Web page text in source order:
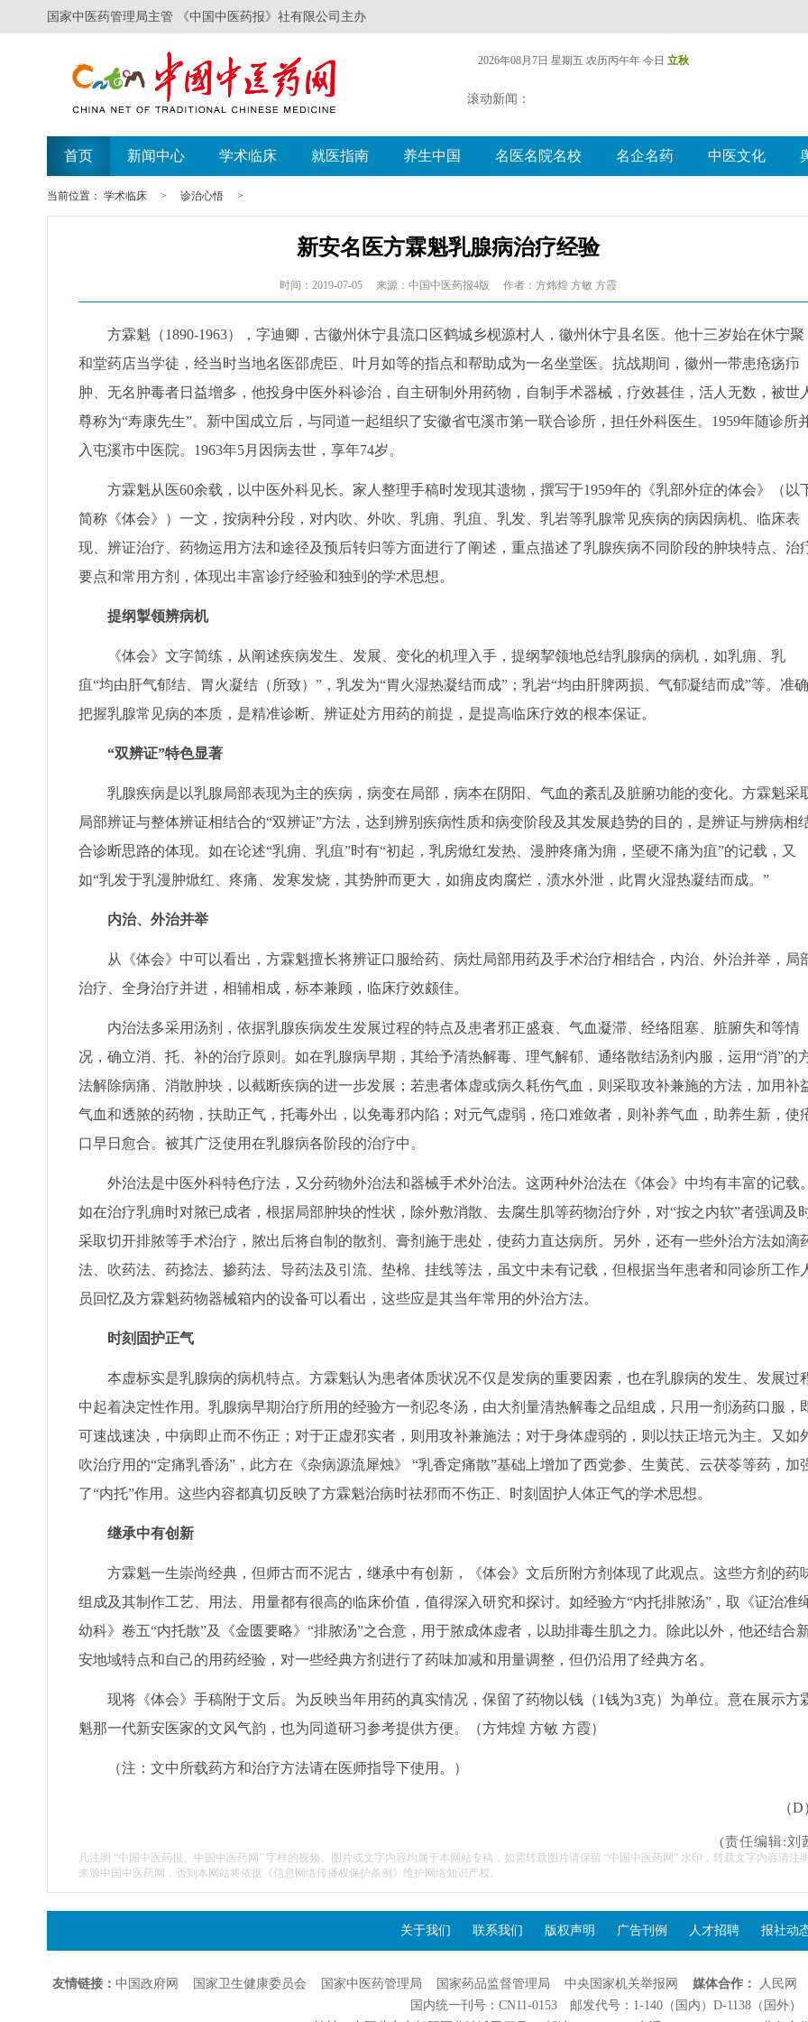
国家中医药管理局主管 《中国中医药报》社有限公司主办
2026年08月7日 星期五 农历丙午年 今日 立秋
滚动新闻：
首页 新闻中心 学术临床 就医指南 养生中国 名医名院名校 名企名药 中医文化
当前位置： 学术临床 > 诊治心悟 >
新安名医方霖魁乳腺病治疗经验
时间：2019-07-05 来源：中国中医药报4版 作者：方炜煌 方敏 方霞
方霖魁（1890-1963），字迪卿，古徽州休宁县流口区鹤城乡枧源村人，徽州休宁县名医。他十三岁始在休宁聚
和堂药店当学徒，经当时当地名医邵虎臣、叶月如等的指点和帮助成为一名坐堂医。抗战期间，徽州一带患疮疡疖
肿、无名肿毒者日益增多，他投身中医外科诊治，自主研制外用药物，自制手术器械，疗效甚佳，活人无数，被世
尊称为“寿康先生”。新中国成立后，与同道一起组织了安徽省屯溪市第一联合诊所，担任外科医生。1959年随诊所
入屯溪市中医院。1963年5月因病去世，享年74岁。
方霖魁从医60余载，以中医外科见长。家人整理手稿时发现其遗物，撰写于1959年的《乳部外症的体会》（以
简称《体会》）一文，按病种分段，对内吹、外吹、乳痈、乳疽、乳发、乳岩等乳腺常见疾病的病因病机、临床表
现、辨证治疗、药物运用方法和途径及预后转归等方面进行了阐述，重点描述了乳腺疾病不同阶段的肿块特点、治
要点和常用方剂，体现出丰富诊疗经验和独到的学术思想。
提纲掣领辨病机
《体会》文字简练，从阐述疾病发生、发展、变化的机理入手，提纲挈领地总结乳腺病的病机，如乳痈、乳
疽“均由肝气郁结、胃火凝结（所致）”，乳发为“胃火湿热凝结而成”；乳岩“均由肝脾两损、气郁凝结而成”等。准确
把握乳腺常见病的本质，是精准诊断、辨证处方用药的前提，是提高临床疗效的根本保证。
“双辨证”特色显著
乳腺疾病是以乳腺局部表现为主的疾病，病变在局部，病本在阴阳、气血的紊乱及脏腑功能的变化。方霖魁采
局部辨证与整体辨证相结合的“双辨证”方法，达到辨别疾病性质和病变阶段及其发展趋势的目的，是辨证与辨病相
合诊断思路的体现。如在论述“乳痈、乳疽”时有“初起，乳房焮红发热、漫肿疼痛为痈，坚硬不痛为疽”的记载，又
如“乳发于乳漫肿焮红、疼痛、发寒发烧，其势肿而更大，如痈皮肉腐烂，渍水外泄，此胃火湿热凝结而成。”
内治、外治并举
从《体会》中可以看出，方霖魁擅长将辨证口服给药、病灶局部用药及手术治疗相结合，内治、外治并举，局
治疗、全身治疗并进，相辅相成，标本兼顾，临床疗效颇佳。
内治法多采用汤剂，依据乳腺疾病发生发展过程的特点及患者邪正盛衰、气血凝滞、经络阻塞、脏腑失和等情
况，确立消、托、补的治疗原则。如在乳腺病早期，其给予清热解毒、理气解郁、通络散结汤剂内服，运用“消”的
法解除病痛、消散肿块，以截断疾病的进一步发展；若患者体虚或病久耗伤气血，则采取攻补兼施的方法，加用补
气血和透脓的药物，扶助正气，托毒外出，以免毒邪内陷；对元气虚弱，疮口难敛者，则补养气血，助养生新，使
口早日愈合。被其广泛使用在乳腺病各阶段的治疗中。
外治法是中医外科特色疗法，又分药物外治法和器械手术外治法。这两种外治法在《体会》中均有丰富的记载。
如在治疗乳痈时对脓已成者，根据局部肿块的性状，除外敷消散、去腐生肌等药物治疗外，对“按之内软”者强调及
采取切开排脓等手术治疗，脓出后将自制的散剂、膏剂施于患处，使药力直达病所。另外，还有一些外治方法如滴
法、吹药法、药捻法、掺药法、导药法及引流、垫棉、挂线等法，虽文中未有记载，但根据当年患者和同诊所工作
员回忆及方霖魁药物器械箱内的设备可以看出，这些应是其当年常用的外治方法。
时刻固护正气
本虚标实是乳腺病的病机特点。方霖魁认为患者体质状况不仅是发病的重要因素，也在乳腺病的发生、发展过
中起着决定性作用。乳腺病早期治疗所用的经验方一剂忍冬汤，由大剂量清热解毒之品组成，只用一剂汤药口服，
可速战速决，中病即止而不伤正；对于正虚邪实者，则用攻补兼施法；对于身体虚弱的，则以扶正培元为主。又如
吹治疗用的“定痛乳香汤”，此方在《杂病源流犀烛》 “乳香定痛散”基础上增加了西党参、生黄芪、云茯苓等药，加
了“内托”作用。这些内容都真切反映了方霖魁治病时祛邪而不伤正、时刻固护人体正气的学术思想。
继承中有创新
方霖魁一生崇尚经典，但师古而不泥古，继承中有创新，《体会》文后所附方剂体现了此观点。这些方剂的药
组成及其制作工艺、用法、用量都有很高的临床价值，值得深入研究和探讨。如经验方“内托排脓汤”，取《证治准
幼科》卷五“内托散”及《金匮要略》“排脓汤”之合意，用于脓成体虚者，以助排毒生肌之力。除此以外，他还结合
安地域特点和自己的用药经验，对一些经典方剂进行了药味加减和用量调整，但仍沿用了经典方名。
现将《体会》手稿附于文后。为反映当年用药的真实情况，保留了药物以钱（1钱为3克）为单位。意在展示方
魁那一代新安医家的文风气韵，也为同道研习参考提供方便。（方炜煌 方敏 方霞）
（注：文中所载药方和治疗方法请在医师指导下使用。）
（D
(责任编辑:刘
凡注明 “中国中医药报、中国中医药网” 字样的视频、图片或文字内容均属于本网站专稿，如需转载图片请保留 “中国中医药网” 水印，转载文字内容请注明
来源中国中医药网，否则本网站将依据《信息网络传播权保护条例》维护网络知识产权。
关于我们 联系我们 版权声明 广告刊例 人才招聘 报社动
友情链接： 中国政府网 国家卫生健康委员会 国家中医药管理局 国家药品监督管理局 中央国家机关举报网 媒体合作： 人民网
国内统一刊号：CN11-0153 邮发代号：1-140（国内）D-1138（国外）